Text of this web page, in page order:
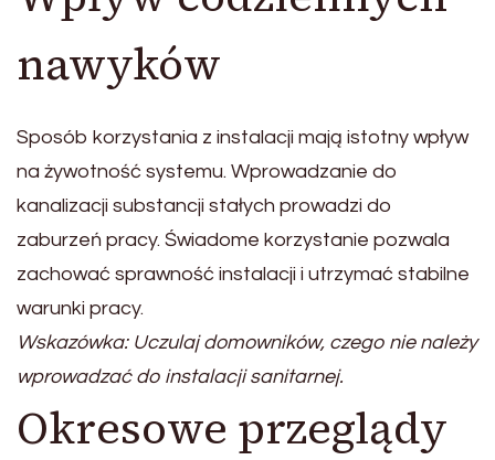
nawyków
Sposób korzystania z instalacji mają istotny wpływ
na żywotność systemu. Wprowadzanie do
kanalizacji substancji stałych prowadzi do
zaburzeń pracy. Świadome korzystanie pozwala
zachować sprawność instalacji i utrzymać stabilne
warunki pracy.
Wskazówka: Uczulaj domowników, czego nie należy
wprowadzać do instalacji sanitarnej.
Okresowe przeglądy